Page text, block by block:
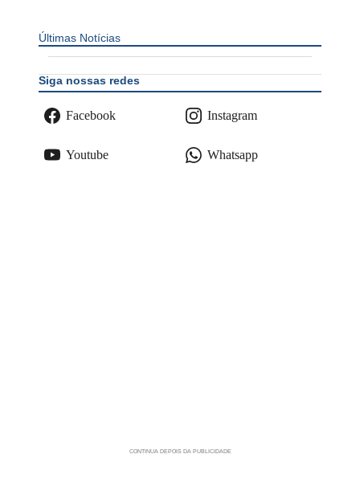
Últimas Notícias
Siga nossas redes
Facebook Instagram
Youtube Whatsapp